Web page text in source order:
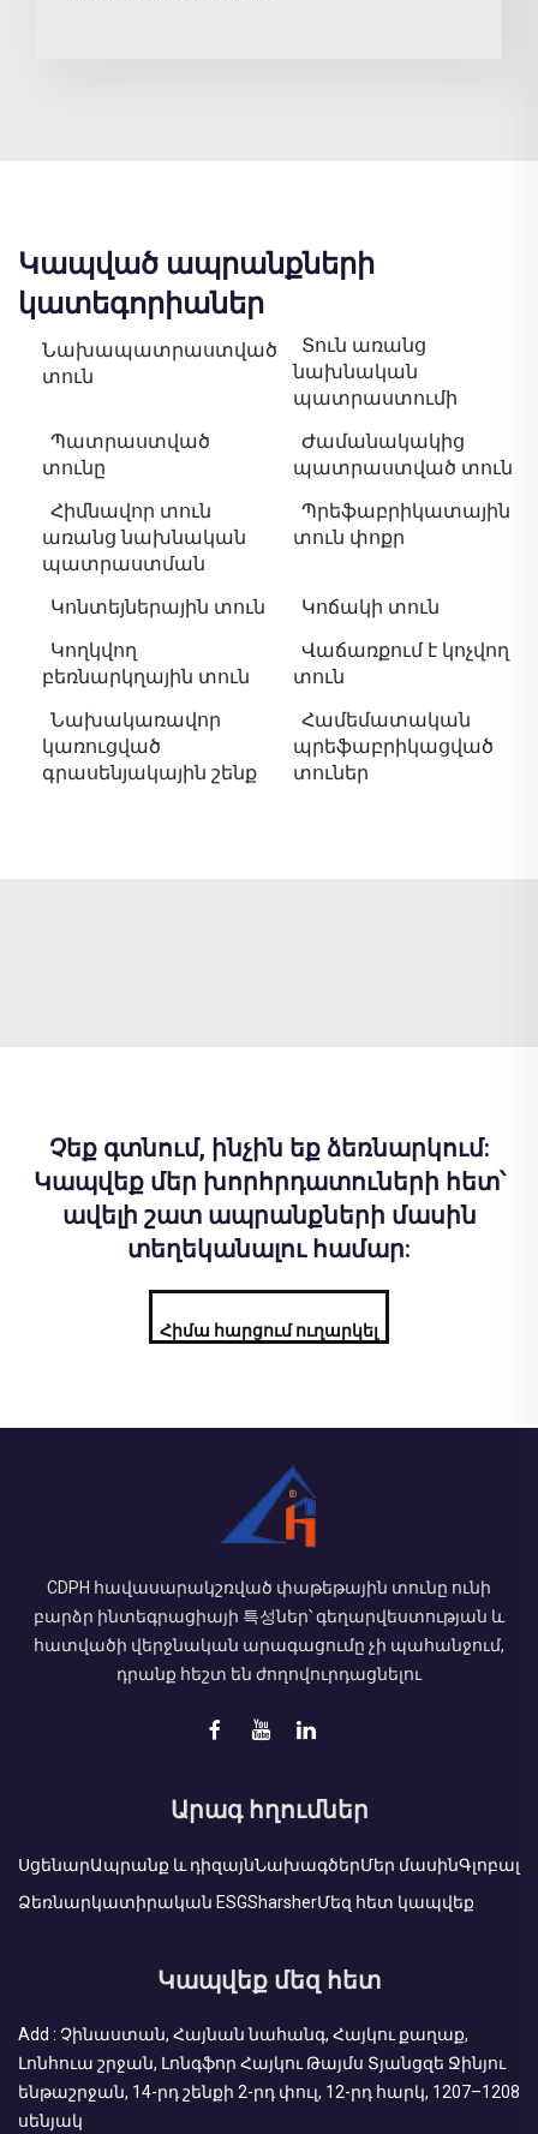
Կապված ապրանքների
կատեգորիաներ
Նախապատրաստված
տուն
Տուն առանց
նախնական
պատրաստումի
Պատրաստված
տունը
Ժամանակակից
պատրաստված տուն
Հիմնավոր տուն
առանց նախնական
պատրաստման
Պրեֆաբրիկատային
տուն փոքր
Կոնտեյներային տուն
Կոճակի տուն
Կողկվող
բեռնարկղային տուն
Վաճառքում է կոչվող
տուն
Նախակառավոր
կառուցված
գրասենյակային շենք
Համեմատական
պրեֆաբրիկացված
տուներ
Չեք գտնում, ինչին եք ձեռնարկում:
Կապվեք մեր խորհրդատուների հետ՝
ավելի շատ ապրանքների մասին
տեղեկանալու համար:
Հիմա հարցում ուղարկել
CDPH հավասարակշռված փաթեթային տունը ունի
բարձր ինտեգրացիայի 특성ներ՝ գեղարվեստության և
հատվածի վերջնական արագացումը չի պահանջում,
դրանք հեշտ են ժողովուրդացնելու
Արագ հղումներ
ՍցենարԱպրանք և դիզայնՆախագծերՄեր մասինԳլոբալ
Ձեռնարկատիրական ESGSharsherՄեզ հետ կապվեք
Կապվեք մեզ հետ
Add : Չինաստան, Հայնան նահանգ, Հայկու քաղաք,
Լոնհուա շրջան, Լոնգֆոր Հայկու Թայմս Տյանցզե Ջինյու
ենթաշրջան, 14-րդ շենքի 2-րդ փուլ, 12-րդ հարկ, 1207–1208
սենյակ